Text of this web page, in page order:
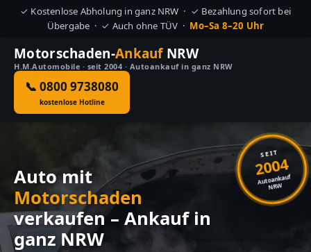
✓ Kostenlose Abholung in ganz NRW · ✓ Bezahlung sofort bei
Übergabe · ✓ Auch ohne TÜV · Mo–Sa 8–20 Uhr
Motorschaden-AnkaufNRW
H.M.Automobile · seit 2004 · Autoankauf in ganz NRW
📞 0800 9738080
kostenlose Hotline
SEIT
2004
Autoankauf
NRW
Auto mit
Motorschaden
verkaufen – Ankauf in
ganz NRW